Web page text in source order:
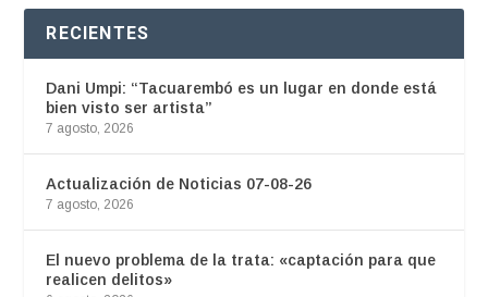
RECIENTES
Dani Umpi: “Tacuarembó es un lugar en donde está
bien visto ser artista”
7 agosto, 2026
Actualización de Noticias 07-08-26
7 agosto, 2026
El nuevo problema de la trata: «captación para que
realicen delitos»